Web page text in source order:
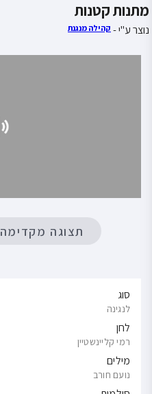
מתנות קטנות
נוצר ע"י - קהילה מנגנת
תצוגה מקדימה
סוג
לנגינה
לחן
רמי קליינשטיין
מילים
נועם חורב